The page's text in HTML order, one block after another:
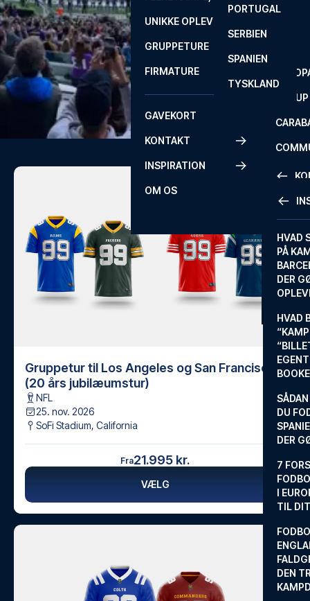
FA CUP
ROM
SEVILLA
PORTUGAL
SERBIEN
SPANIEN
TYSKLAND
UNIKKE OPLEVELSER
GRUPPETURE
FIRMATURE
GAVEKORT
KONTAKT
FAQ
INSPIRATION
HVAD
PÅ
DER
HVAD
DU
DER
7
I
TIL
DEN
OM OS
Gruppetur til Los Angeles og San Francisco
(20 års jubilæumstur)
NFL
25. nov. 2026
SoFi Stadium, California
Fra21.995 kr.
VÆLG